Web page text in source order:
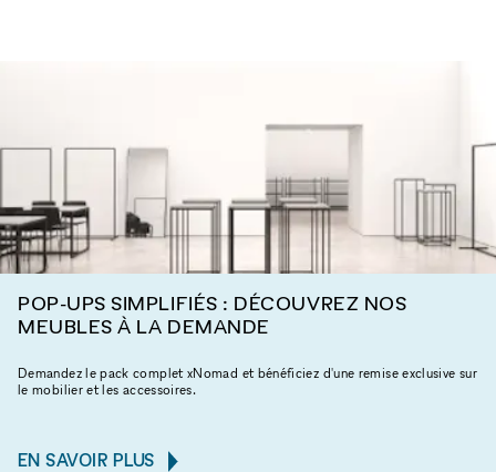
POP-UPS SIMPLIFIÉS : DÉCOUVREZ NOS
MEUBLES À LA DEMANDE
Demandez le pack complet xNomad et bénéficiez d'une remise exclusive sur
le mobilier et les accessoires.
EN SAVOIR PLUS